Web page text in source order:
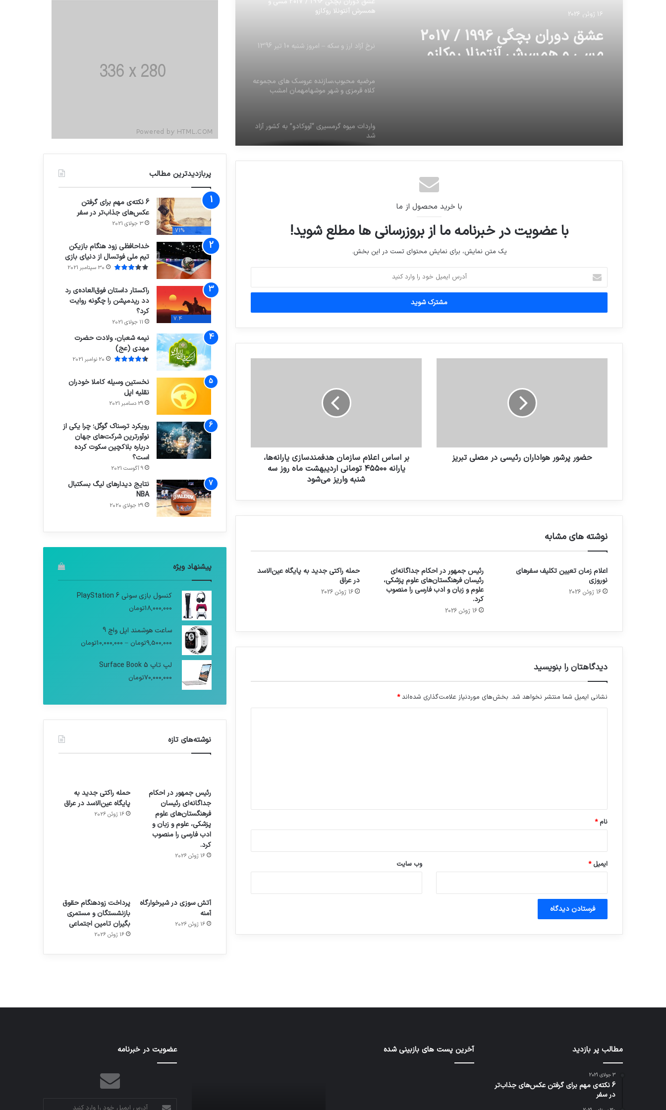
16 ژوئن 2026
عشق دوران بچگی 1996 / 2017
مسی و همسرش آنتونلا روکازو
همسرش آنتونلا روکازو
نرخ آزاد ارز و سکه – امروز شنبه 10 تير 1396
مرضيه محبوب،سازنده عروسك هاى مجموعه
كلاه قرمزى و شهر موشهامهمان امشب
واردات میوه گرمسیری “آووکادو” به کشور آزاد
شد
سیاست هسته ای آمریکا بشریت را به نابودی
خواهد کشاند.
همسرش آنتونلا روکازو
با خرید محصول از ما
با عضویت در خبرنامه ما از بروزرسانی ها مطلع شوید!
یک متن نمایش، برای نمایش محتوای تست در این بخش.
آدرس
ایمیل
خود
وارد
حضور پرشور هواداران رئیسی در مصلی تبریز
بر اساس اعلام سازمان هدفمندسازی‌ یارانه‌ها،
یارانه ۴۵۵۰۰ تومانی اردیبهشت ماه روز سه
شنبه واریز می‌شود
نوشته های مشابه
اعلام زمان تعیین تکلیف سفرهای
نوروزی
16 ژوئن 2026
رئیس جمهور در احکام جداگانه‌ای
رئیسان فرهنگستان‌های علوم پزشکی،
علوم و زبان و ادب فارسی را منصوب
کرد.
16 ژوئن 2026
حمله راکتی جدید به پایگاه عین‌الاسد
در عراق
16 ژوئن 2026
دیدگاهتان را بنویسید
نشانی ایمیل شما منتشر نخواهد شد. بخش‌های موردنیاز علامت‌گذاری شده‌اند*
نام*
ایمیل* وب‌ سایت
پربازدیدترین مطالب
71%
6 نکته‌ی مهم برای گرفتن
عکس‌های جذاب‌تر در سفر
3 جولای 2021
خداحافظی زود هنگام بازیکن
تیم ملی فوتسال از دنیای بازی
30 سپتامبر 2021
7.4
راکستار داستان فوق‌العاده‌ی رد
دد ریدمپشن را چگونه روایت
کرد؟
11 جولای 2021
نیمه شعبان، ولادت حضرت
مهدی (عج)
20 نوامبر 2021
نخستین وسیله کاملا خودران
نقلیه اپل
29 دسامبر 2021
رویکرد ترسناک گوگل؛ چرا یکی از
نوآورترین شرکت‌های جهان
درباره بلاکچین سکوت کرده
است؟
9 آگوست 2021
نتایج دیدار‌های لیگ بسکتبال
NBA
29 جولای 2020
پیشنهاد ویژه
کنسول بازی سونی PlayStation 6
18,000,000تومان
ساعت هوشمند اپل واچ 9
9,500,000تومان –
10,000,000تومان
لپ تاپ Surface Book 5
70,000,000تومان
نوشته‌های تازه
رئیس جمهور در احکام
جداگانه‌ای رئیسان
فرهنگستان‌های علوم
پزشکی، علوم و زبان و
ادب فارسی را منصوب
کرد.
16 ژوئن 2026
حمله راکتی جدید به
پایگاه عین‌الاسد در عراق
16 ژوئن 2026
آتش سوزی در شیرخوارگاه
آمنه
16 ژوئن 2026
پرداخت زودهنگام حقوق
بازنشستگان و مستمری
بگیران تامین اجتماعی
16 ژوئن 2026
هدفون های 2023
مطالب پر بازدید
3 جولای 2021
6 نکته‌ی مهم برای گرفتن عکس‌های جذاب‌تر
در سفر
آخرین پست های بازبینی شده
کدام
پیام‌رسان
کاربران
نخستین
اف‌ای‌تی‌اف
عضویت در خبرنامه
آدرس